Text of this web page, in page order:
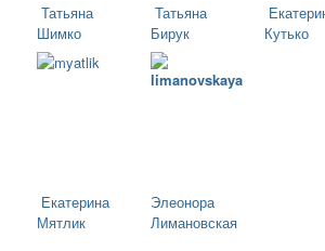
Татьяна
Шимко
Татьяна
Бирук
Кутько
Екатерина
Мятлик
Элеонора
Лимановская